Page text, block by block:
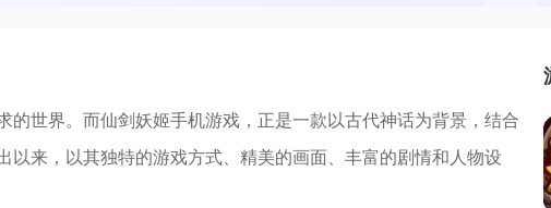
的世界。而仙剑妖姬手机游戏，正是一款以古代神话为背景，结合
来，以其独特的游戏方式、精美的画面、丰富的剧情和人物设